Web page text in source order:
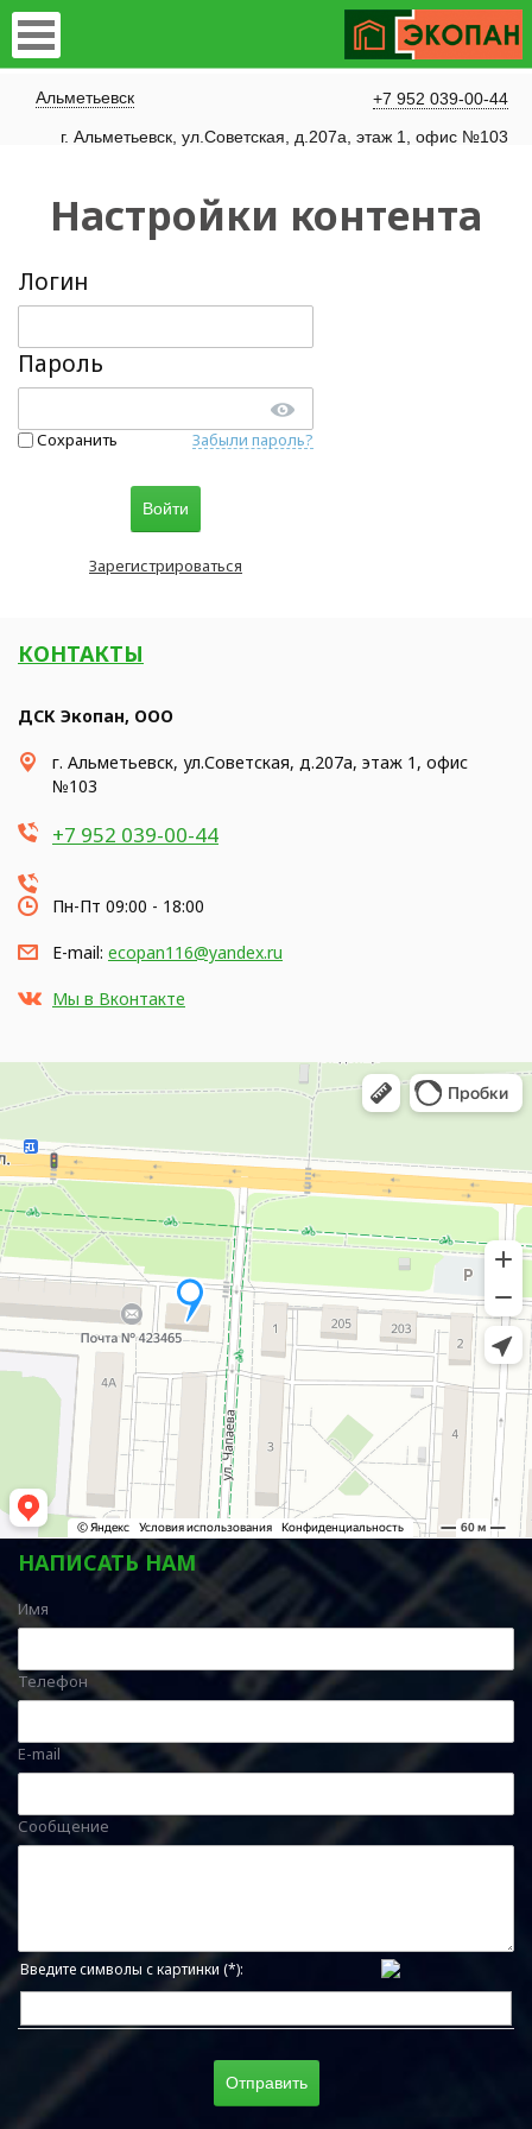
Альметьевск
+7 952 039-00-44
г. Альметьевск, ул.Советская, д.207а, этаж 1, офис №103
Настройки контента
Логин
Пароль
Сохранить Забыли пароль?
Зарегистрироваться
КОНТАКТЫ
ДСК Экопан, ООО
г. Альметьевск, ул.Советская, д.207а, этаж 1, офис
№103
+7 952 039-00-44
Пн-Пт 09:00 - 18:00
E-mail: ecopan116@yandex.ru
Мы в Вконтакте
НАПИСАТЬ НАМ
Имя
Телефон
E-mail
Сообщение
Введите символы с картинки (*):